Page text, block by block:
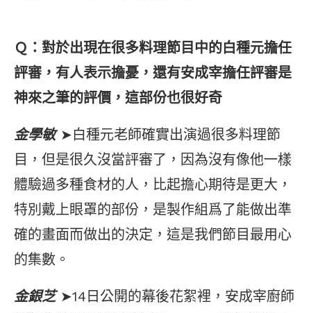
Ｑ：對於出現在很多料理節目中的白種元擔任
評審，有人表示擔憂，還有安成宰擔任評審是
神來之筆的評價，這部份也很好奇
金學敏➤白種元老師確實出演過很多料理節
目，但是很久沒當評審了，因為沒有像他一樣
體驗過多種食材的人，比起擔心期待是更大，
特別戴上眼罩的部份，是製作組爲了能做出準
確的畫面而做出的決定，這是我們節目最用心
的集數。
金銀芝➤14日公開的幕後花絮裡，安成宰廚師